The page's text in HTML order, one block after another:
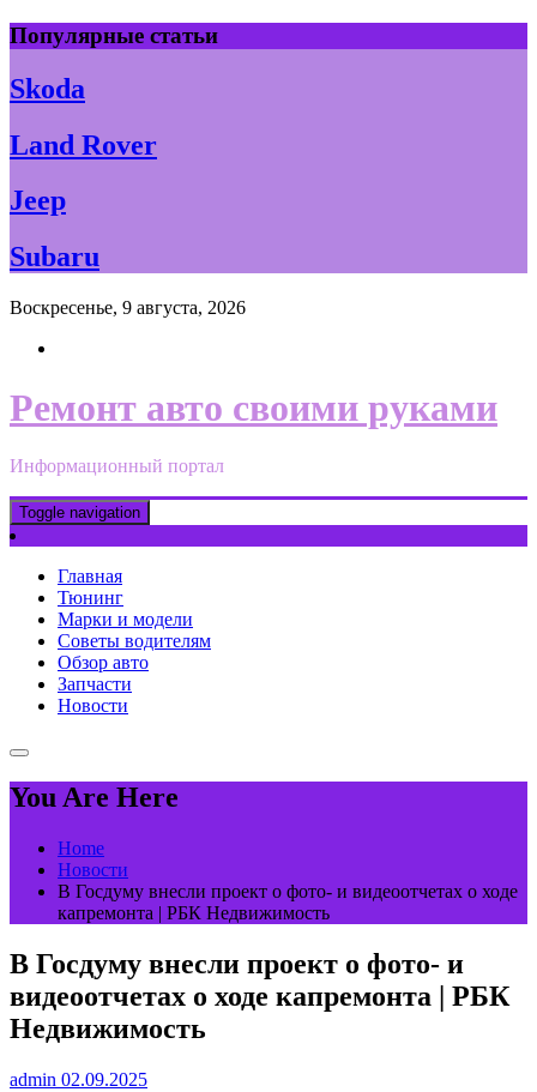
Skip
to
content
Популярные статьи
Skoda
Land Rover
Jeep
Subaru
Воскресенье, 9 августа, 2026
Ремонт авто своими руками
Информационный портал
Toggle navigation
Главная
Тюнинг
Марки и модели
Советы водителям
Обзор авто
Запчасти
Новости
You Are Here
Home
Новости
В Госдуму внесли проект о фото- и видеоотчетах о ходе
капремонта | РБК Недвижимость
В Госдуму внесли проект о фото- и
видеоотчетах о ходе капремонта | РБК
Недвижимость
admin 02.09.2025